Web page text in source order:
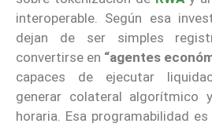
interoperable. Según esa
dejan de ser simples
convertirse en “agentes
capaces de ejecutar
generar colateral algorítmico
horaria. Esa programabilidad